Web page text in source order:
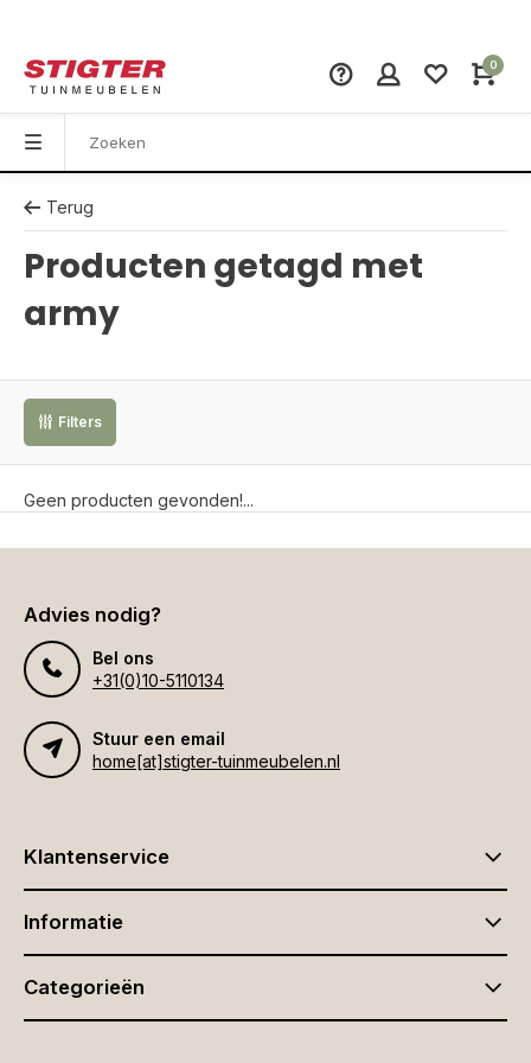
0
Terug
Producten getagd met
army
Filters
Geen producten gevonden!...
Advies nodig?
Bel ons
+31(0)10-5110134
Stuur een email
home[at]stigter-tuinmeubelen.nl
Klantenservice
Informatie
Categorieën